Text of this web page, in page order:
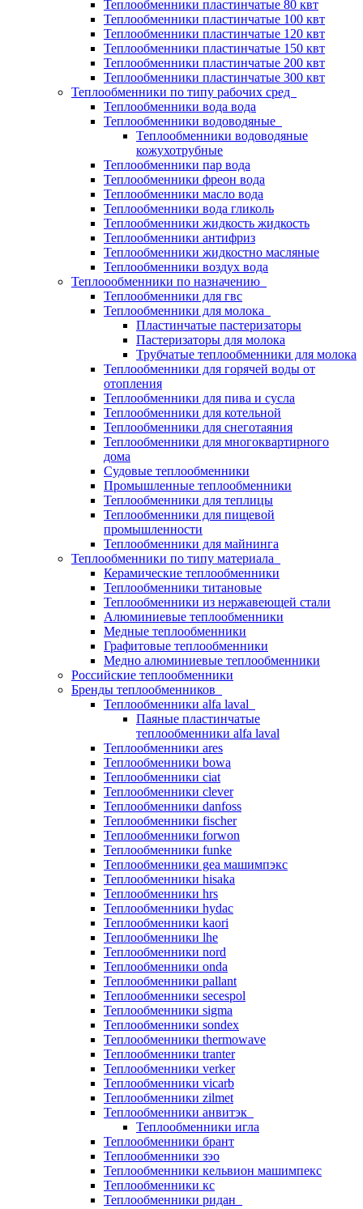
Теплообменники пластинчатые 80 квт
Теплообменники пластинчатые 100 квт
Теплообменники пластинчатые 120 квт
Теплообменники пластинчатые 150 квт
Теплообменники пластинчатые 200 квт
Теплообменники пластинчатые 300 квт
Теплообменники по типу рабочих сред
Теплообменники вода вода
Теплообменники водоводяные
Теплообменники водоводяные
кожухотрубные
Теплообменники пар вода
Теплообменники фреон вода
Теплообменники масло вода
Теплообменники вода гликоль
Теплообменники жидкость жидкость
Теплообменники антифриз
Теплообменники жидкостно масляные
Теплообменники воздух вода
Теплоообменники по назначению
Теплообменники для гвс
Теплообменники для молока
Пластинчатые пастеризаторы
Пастеризаторы для молока
Трубчатые теплообменники для молока
Теплообменники для горячей воды от
отопления
Теплообменники для пива и сусла
Теплообменники для котельной
Теплообменники для снеготаяния
Теплообменники для многоквартирного
дома
Судовые теплообменники
Промышленные теплообменники
Теплообменники для теплицы
Теплообменники для пищевой
промышленности
Теплообменники для майнинга
Теплообменники по типу материала
Керамические теплообменники
Теплообменники титановые
Теплообменники из нержавеющей стали
Алюминиевые теплообменники
Медные теплообменники
Графитовые теплообменники
Медно алюминиевые теплообменники
Российские теплообменники
Бренды теплообменников
Теплообменники alfa laval
Паяные пластинчатые
теплообменники alfa laval
Теплообменники ares
Теплообменники bowa
Теплообменники ciat
Теплообменники clever
Теплообменники danfoss
Теплообменники fischer
Теплообменники forwon
Теплообменники funke
Теплообменники gea машимпэкс
Теплообменники hisaka
Теплообменники hrs
Теплообменники hydac
Теплообменники kaori
Теплообменники lhe
Теплообменники nord
Теплообменники onda
Теплообменники pallant
Теплообменники secespol
Теплообменники sigma
Теплообменники sondex
Теплообменники thermowave
Теплообменники tranter
Теплообменники verker
Теплообменники vicarb
Теплообменники zilmet
Теплообменники анвитэк
Теплообменники игла
Теплообменники брант
Теплообменники зэо
Теплообменники кельвион машимпекс
Теплообменники кс
Теплообменники ридан